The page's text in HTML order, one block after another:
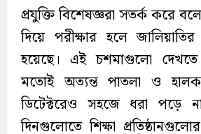
প্রযুক্তি বিশেষজ্ঞরা সতর্ক করে
দিয়ে পরীক্ষার হলে
হয়েছে। এই চশমাগুলো
মতোই অত্যন্ত পাতলা ও
ডিটেক্টরেও সহজে ধরা পড়ে
দিনগুলোতে শিক্ষা